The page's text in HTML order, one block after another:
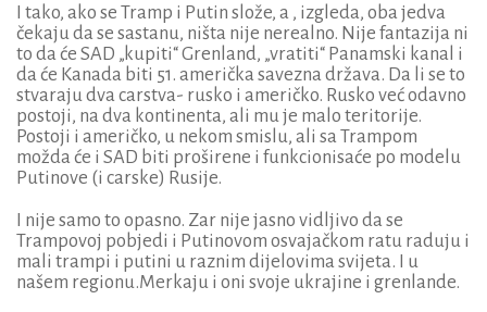
I tako, ako se Tramp i Putin slože, a , izgleda, oba jedva
čekaju da se sastanu, ništa nije nerealno. Nije fantazija ni
to da će SAD „kupiti“ Grenland, „vratiti“ Panamski kanal i
da će Kanada biti 51. američka savezna država. Da li se to
stvaraju dva carstva- rusko i američko. Rusko već odavno
postoji, na dva kontinenta, ali mu je malo teritorije.
Postoji i američko, u nekom smislu, ali sa Trampom
možda će i SAD biti proširene i funkcionisaće po modelu
Putinove (i carske) Rusije.
I nije samo to opasno. Zar nije jasno vidljivo da se
Trampovoj pobjedi i Putinovom osvajačkom ratu raduju i
mali trampi i putini u raznim dijelovima svijeta. I u
našem regionu.Merkaju i oni svoje ukrajine i grenlande.